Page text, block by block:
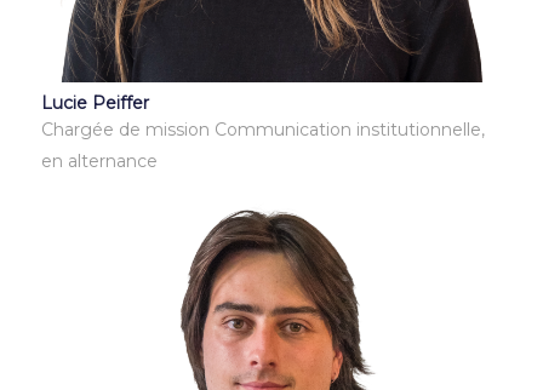
Lucie Peiffer
Chargée de mission Communication institutionnelle,
en alternance